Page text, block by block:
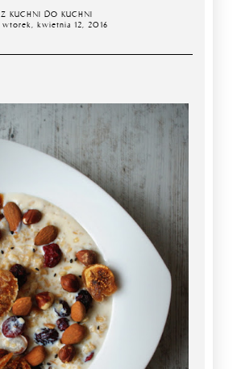
Z KUCHNI DO KUCHNI
wtorek, kwietnia 12, 2016